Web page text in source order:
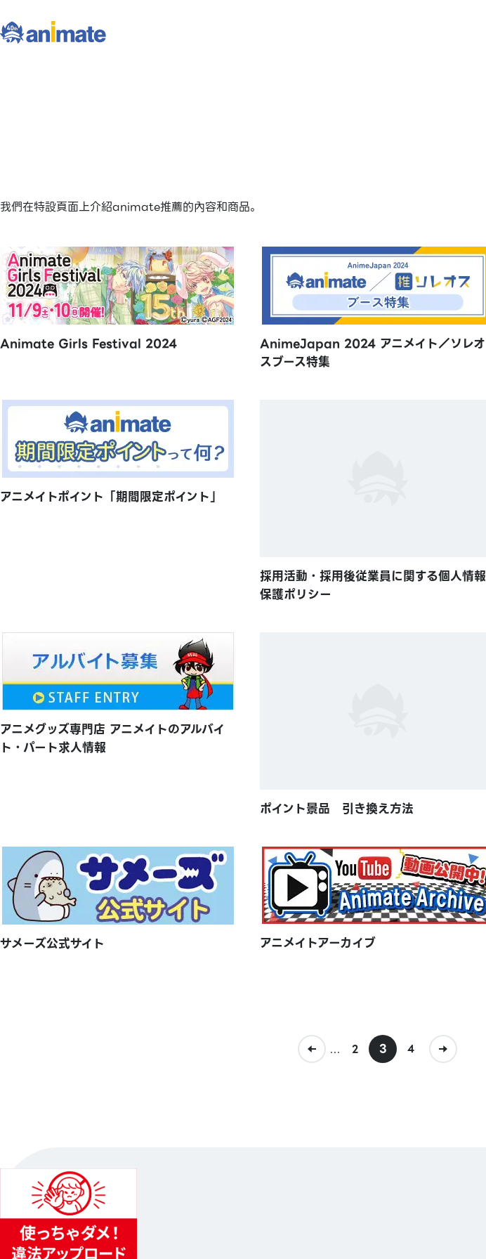
我們在特設頁面上介紹animate推薦的內容和商品。
Animate Girls Festival 2024
AnimeJapan 2024 アニメイト／ソレオ
スブース特集
アニメイトポイント「期間限定ポイント」
採用活動・採用後従業員に関する個人情報
保護ポリシー
アニメグッズ専門店 アニメイトのアルバイ
ト・パート求人情報
ポイント景品 引き換え方法
サメーズ公式サイト アニメイトアーカイブ
... 2 3 4